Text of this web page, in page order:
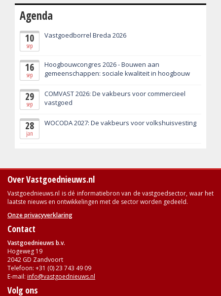
Agenda
10
sep
Vastgoedborrel Breda 2026
16
sep
Hoogbouwcongres 2026 - Bouwen aan
gemeenschappen: sociale kwaliteit in hoogbouw
29
sep
COMVAST 2026: De vakbeurs voor commercieel
vastgoed
28
jan
WOCODA 2027: De vakbeurs voor volkshuisvesting
Over Vastgoednieuws.nl
Vastgoednieuws.nl is dé informatiebron van de vastgoedsector, waar het
laatste nieuws en ontwikkelingen met de sector worden gedeeld.
Onze privacyverklaring
Contact
Vastgoednieuws b.v.
Hogeweg 19
2042 GD Zandvoort
Telefoon: +31 (0) 23 743 49 09
E-mail: info@vastgoednieuws.nl
Volg ons